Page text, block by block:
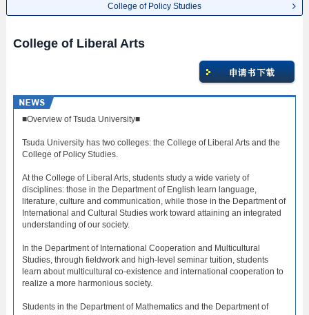
College of Policy Studies
College of Liberal Arts
■Overview of Tsuda University■
Tsuda University has two colleges: the College of Liberal Arts and the
College of Policy Studies.
At the College of Liberal Arts, students study a wide variety of
disciplines: those in the Department of English learn language,
literature, culture and communication, while those in the Department of
International and Cultural Studies work toward attaining an integrated
understanding of our society.
In the Department of International Cooperation and Multicultural
Studies, through fieldwork and high-level seminar tuition, students
learn about multicultural co-existence and international cooperation to
realize a more harmonious society.
Students in the Department of Mathematics and the Department of